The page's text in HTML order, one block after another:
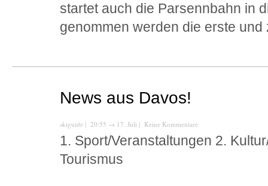
startet auch die Parsennbahn in
genommen werden die erste
News aus Davos!
skiguide | 20:55 → 17. Juli | Keine Kommentare
1. Sport/Veranstaltungen 2.
Tourismus